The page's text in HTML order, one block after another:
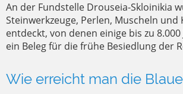
An der Fundstelle Drouseia-Skloinikia
Steinwerkzeuge, Perlen, Muscheln und
entdeckt, von denen einige bis zu 8.000
ein Beleg für die frühe Besiedlung der
Wie erreicht man die